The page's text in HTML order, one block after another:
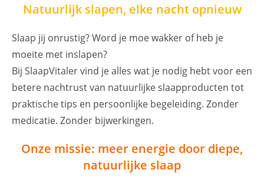
Natuurlijk slapen, elke nacht opnieuw
Slaap jij onrustig? Word je moe wakker of heb je
moeite met inslapen?
Bij SlaapVitaler vind je alles wat je nodig hebt voor een
betere nachtrust van natuurlijke slaapproducten tot
praktische tips en persoonlijke begeleiding. Zonder
medicatie. Zonder bijwerkingen.
Onze missie: meer energie door diepe,
natuurlijke slaap